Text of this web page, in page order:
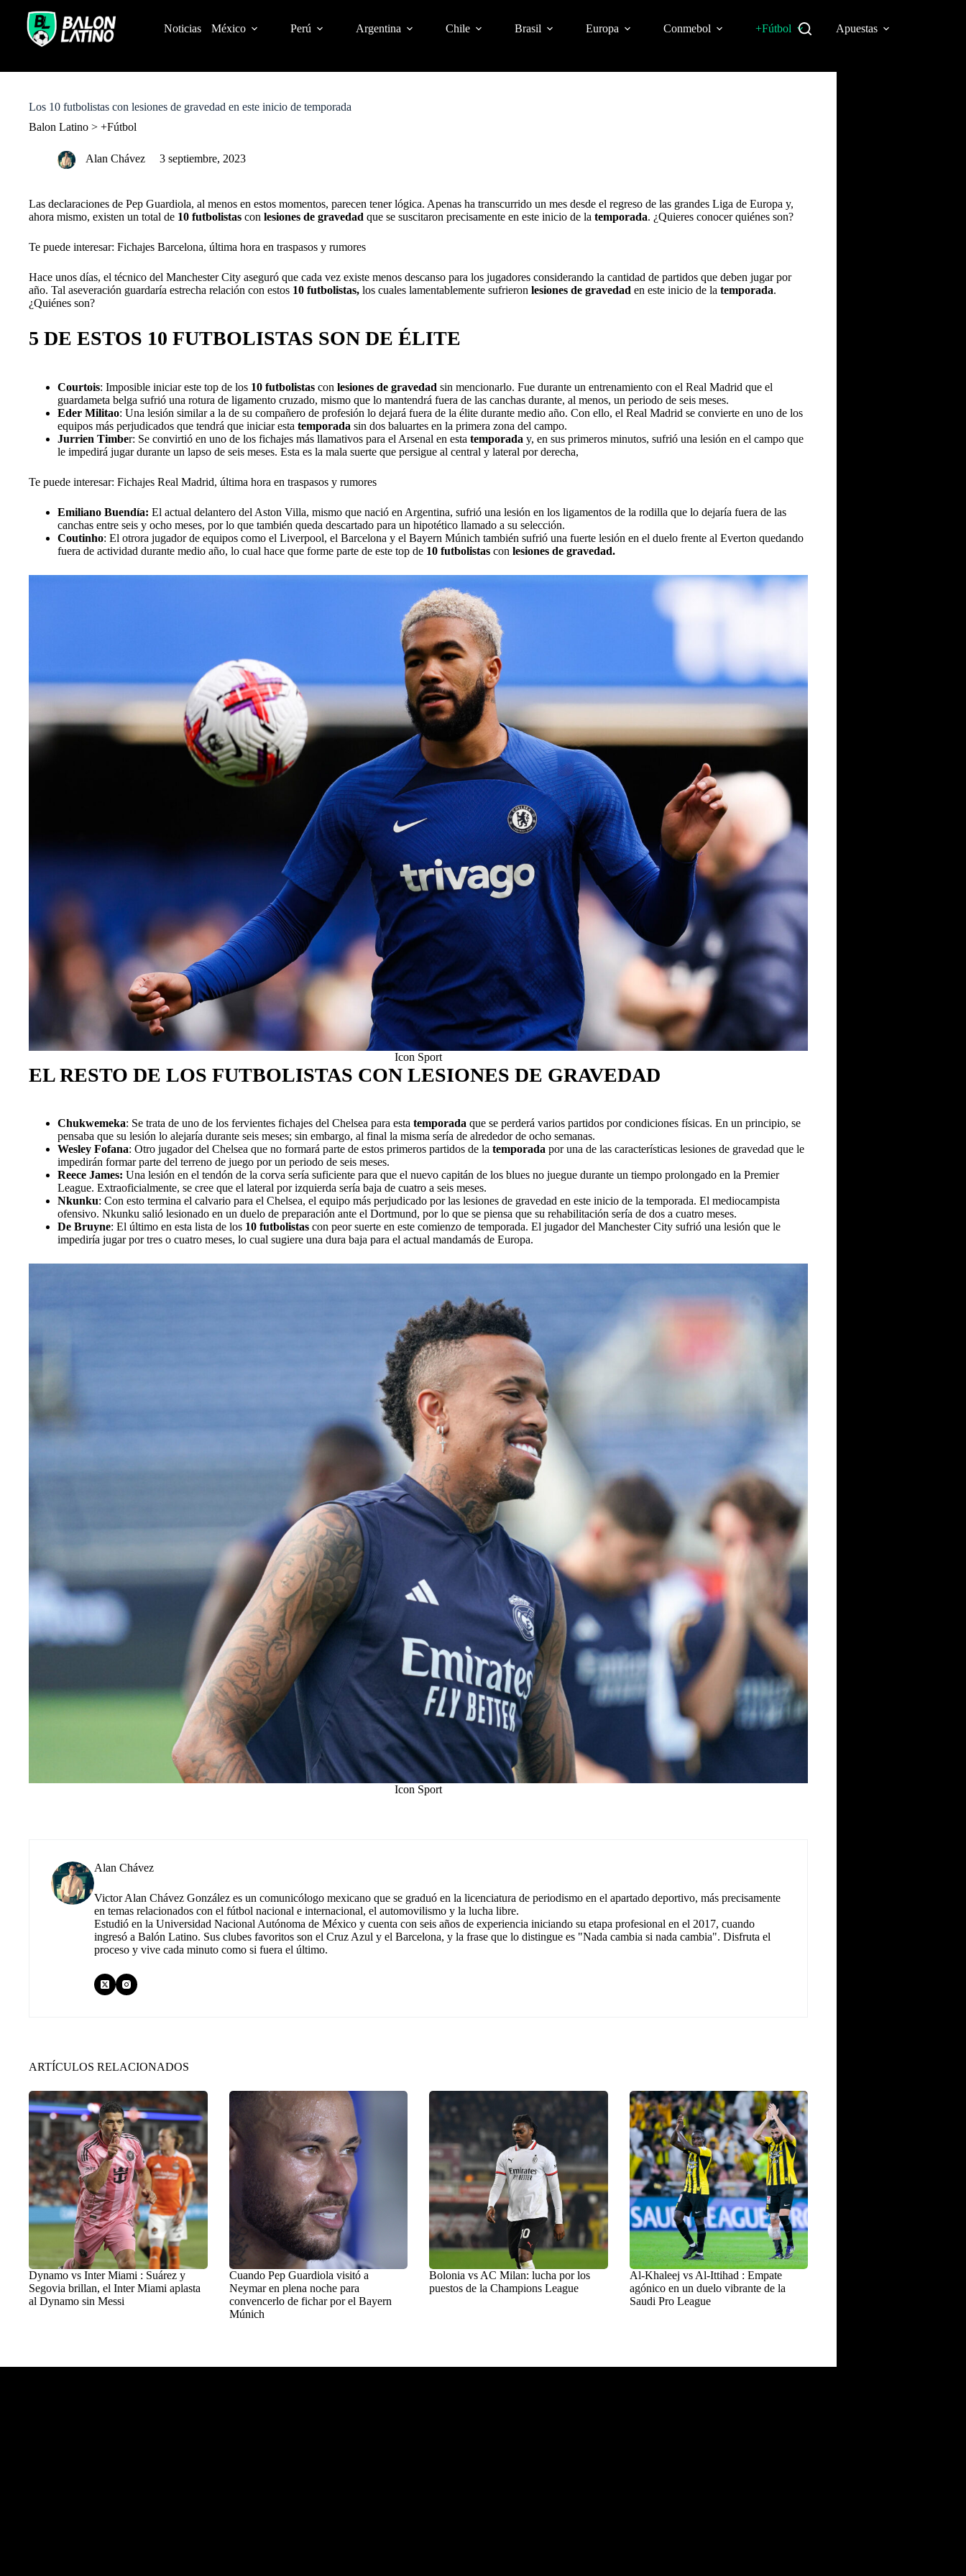
o
Noticias México Perú Argentina Chile Brasil Europa Conmebol +Fútbol Apuestas
Los 10 futbolistas con lesiones de gravedad en este inicio de temporada
Balon Latino > +Fútbol
Alan Chávez 3 septiembre, 2023
Las declaraciones de Pep Guardiola, al menos en estos momentos, parecen tener lógica. Apenas ha transcurrido un mes desde el regreso de las grandes Liga de Europa y,
ahora mismo, existen un total de 10 futbolistas con lesiones de gravedad que se suscitaron precisamente en este inicio de la temporada. ¿Quieres conocer quiénes son?
Te puede interesar: Fichajes Barcelona, última hora en traspasos y rumores
Hace unos días, el técnico del Manchester City aseguró que cada vez existe menos descanso para los jugadores considerando la cantidad de partidos que deben jugar por
año. Tal aseveración guardaría estrecha relación con estos 10 futbolistas, los cuales lamentablemente sufrieron lesiones de gravedad en este inicio de la temporada.
¿Quiénes son?
5 DE ESTOS 10 FUTBOLISTAS SON DE ÉLITE
Courtois: Imposible iniciar este top de los 10 futbolistas con lesiones de gravedad sin mencionarlo. Fue durante un entrenamiento con el Real Madrid que el
guardameta belga sufrió una rotura de ligamento cruzado, mismo que lo mantendrá fuera de las canchas durante, al menos, un periodo de seis meses.
Eder Militao: Una lesión similar a la de su compañero de profesión lo dejará fuera de la élite durante medio año. Con ello, el Real Madrid se convierte en uno de los
equipos más perjudicados que tendrá que iniciar esta temporada sin dos baluartes en la primera zona del campo.
Jurrien Timber: Se convirtió en uno de los fichajes más llamativos para el Arsenal en esta temporada y, en sus primeros minutos, sufrió una lesión en el campo que
le impedirá jugar durante un lapso de seis meses. Esta es la mala suerte que persigue al central y lateral por derecha,
Te puede interesar: Fichajes Real Madrid, última hora en traspasos y rumores
Emiliano Buendía: El actual delantero del Aston Villa, mismo que nació en Argentina, sufrió una lesión en los ligamentos de la rodilla que lo dejaría fuera de las
canchas entre seis y ocho meses, por lo que también queda descartado para un hipotético llamado a su selección.
Coutinho: El otrora jugador de equipos como el Liverpool, el Barcelona y el Bayern Múnich también sufrió una fuerte lesión en el duelo frente al Everton quedando
fuera de actividad durante medio año, lo cual hace que forme parte de este top de 10 futbolistas con lesiones de gravedad.
Icon Sport
EL RESTO DE LOS FUTBOLISTAS CON LESIONES DE GRAVEDAD
Chukwemeka: Se trata de uno de los fervientes fichajes del Chelsea para esta temporada que se perderá varios partidos por condiciones físicas. En un principio, se
pensaba que su lesión lo alejaría durante seis meses; sin embargo, al final la misma sería de alrededor de ocho semanas.
Wesley Fofana: Otro jugador del Chelsea que no formará parte de estos primeros partidos de la temporada por una de las características lesiones de gravedad que le
impedirán formar parte del terreno de juego por un periodo de seis meses.
Reece James: Una lesión en el tendón de la corva sería suficiente para que el nuevo capitán de los blues no juegue durante un tiempo prolongado en la Premier
League. Extraoficialmente, se cree que el lateral por izquierda sería baja de cuatro a seis meses.
Nkunku: Con esto termina el calvario para el Chelsea, el equipo más perjudicado por las lesiones de gravedad en este inicio de la temporada. El mediocampista
ofensivo. Nkunku salió lesionado en un duelo de preparación ante el Dortmund, por lo que se piensa que su rehabilitación sería de dos a cuatro meses.
De Bruyne: El último en esta lista de los 10 futbolistas con peor suerte en este comienzo de temporada. El jugador del Manchester City sufrió una lesión que le
impediría jugar por tres o cuatro meses, lo cual sugiere una dura baja para el actual mandamás de Europa.
Icon Sport
Alan Chávez
Victor Alan Chávez González es un comunicólogo mexicano que se graduó en la licenciatura de periodismo en el apartado deportivo, más precisamente
en temas relacionados con el fútbol nacional e internacional, el automovilismo y la lucha libre.
Estudió en la Universidad Nacional Autónoma de México y cuenta con seis años de experiencia iniciando su etapa profesional en el 2017, cuando
ingresó a Balón Latino. Sus clubes favoritos son el Cruz Azul y el Barcelona, y la frase que lo distingue es "Nada cambia si nada cambia". Disfruta el
proceso y vive cada minuto como si fuera el último.
ARTÍCULOS RELACIONADOS
Dynamo vs Inter Miami : Suárez y
Segovia brillan, el Inter Miami aplasta
al Dynamo sin Messi
Cuando Pep Guardiola visitó a
Neymar en plena noche para
convencerlo de fichar por el Bayern
Múnich
Bolonia vs AC Milan: lucha por los
puestos de la Champions League
Al-Khaleej vs Al-Ittihad : Empate
agónico en un duelo vibrante de la
Saudi Pro League